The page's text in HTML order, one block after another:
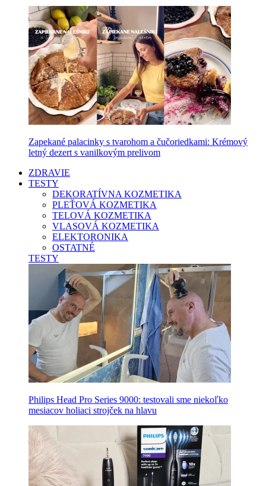
Zapekané palacinky s tvarohom a čučoriedkami: Krémový
letný dezert s vanilkovým prelivom
ZDRAVIE
TESTY
DEKORATÍVNA KOZMETIKA
PLEŤOVÁ KOZMETIKA
TELOVÁ KOZMETIKA
VLASOVÁ KOZMETIKA
ELEKTORONIKA
OSTATNÉ
TESTY
Philips Head Pro Series 9000: testovali sme niekoľko
mesiacov holiaci strojček na hlavu